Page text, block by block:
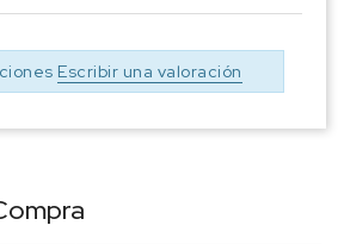
Escribir una valoración